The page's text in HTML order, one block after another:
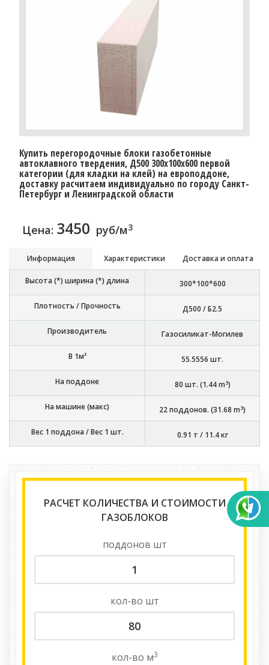
Купить перегородочные блоки газобетонные
автоклавного твердения, Д500 300x100x600 первой
категории (для кладки на клей) на европоддоне,
доставку расчитаем индивидуально по городу Санкт-
Петербург и Ленинградской области
Цена: 3450 руб/м3
Информация Характеристики Доставка и оплата
Высота (*) ширина (*) длина 300*100*600
Плотность / Прочность Д500 / Б2.5
Производитель Газосиликат-Могилев
В 1м³ 55.5556 шт.
На поддоне 80 шт. (1.44m3)
На машине (макс) 22поддонов. (31.68 m3)
Вес 1 поддона / Вес 1 шт. 0.91 т / 11.4 кг
РАСЧЕТ КОЛИЧЕСТВА И СТОИМОСТИ
ГАЗОБЛОКОВ
поддонов шт
кол-во шт
кол-во м3